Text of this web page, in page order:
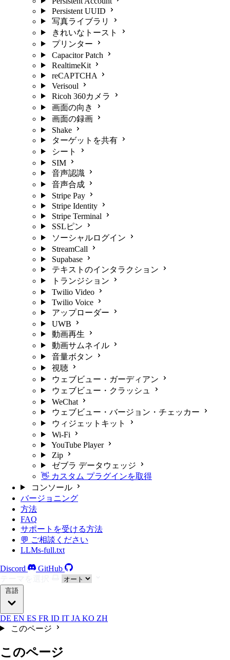
Persistent UUID
写真ライブラリ
きれいなトースト
プリンター
Capacitor Patch
RealtimeKit
reCAPTCHA
Verisoul
Ricoh 360カメラ
画面の向き
画面の録画
Shake
ターゲットを共有
シート
SIM
音声認識
音声合成
Stripe Pay
Stripe Identity
Stripe Terminal
SSLピン
ソーシャルログイン
StreamCall
Supabase
テキストのインタラクション
トランジション
Twilio Video
Twilio Voice
アップローダー
UWB
動画再生
動画サムネイル
音量ボタン
視聴
ウェブビュー・ガーディアン
ウェブビュー・クラッシュ
WeChat
ウェブビュー・バージョン・チェッカー
ウィジェットキット
Wi-Fi
YouTube Player
Zip
ゼブラ データウェッジ
👋 カスタム プラグインを取得
コンソール
バージョニング
方法
FAQ
サポートを受ける方法
💬 ご相談ください
LLMs-full.txt
Discord
GitHub
言語
DE EN ES FR ID IT JA KO ZH
このページ
このページ